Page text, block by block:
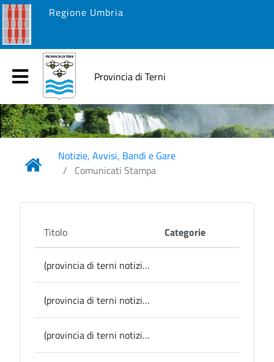
Regione Umbria
Provincia di Terni
Notizie, Avvisi, Bandi e Gare
Comunicati Stampa
Titolo Categorie
(provincia di terni notizie) Parrano, il Consiglio comunale approva l’adesione alla campagna “Ripudia” di Emergency
(provincia di terni notizie) Provincia, “Spazio d’arte Aurelio De Felice”, chiuso il primo stralcio dei lavori all’ex “Metelli”
(provincia di terni notizie) Eventi, presentata oggi la 15esima edizione di “Vette in Vista”, la rassegna di cinema ed eventi dedicata alla montagna